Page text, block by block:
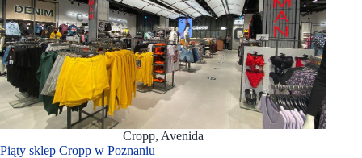
Cropp, Avenida
Piąty sklep Cropp w Poznaniu